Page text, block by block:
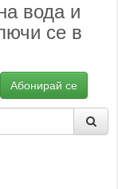
вода и
се в
Абонирай се